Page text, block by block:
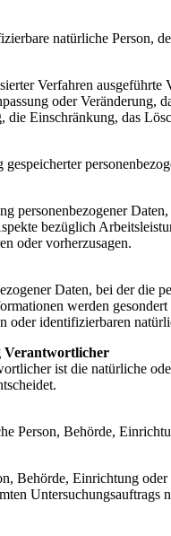
natürliche Person,
Verfahren
oder
Einschränkung, das
personenbezogener
bezüglich
oder vorherzusagen.
Daten, bei der die
werden
oder identifizierbaren
Verantwortlicher
ist die natürliche
Person, Behörde,
Behörde, Einrichtung